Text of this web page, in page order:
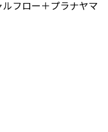
フロー＋プラナヤマ